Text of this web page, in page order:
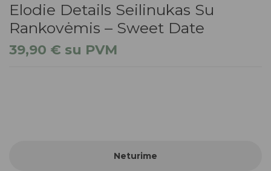
Elodie Details Seilinukas Su
Rankovėmis – Sweet Date
39,90 € su PVM
Neturime